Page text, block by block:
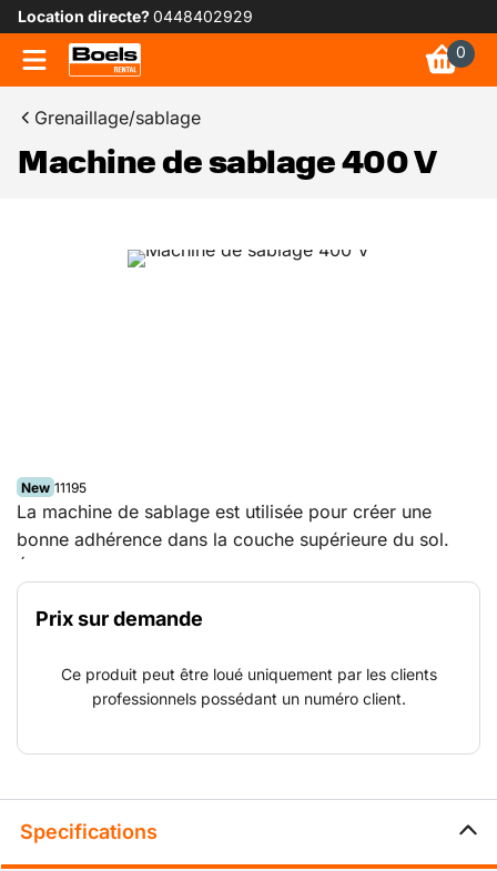
Location directe?0448402929
0
Grenaillage/sablage
Machine de sablage 400 V
New 11195
La machine de sablage est utilisée pour créer une
bonne adhérence dans la couche supérieure du sol.
tandis que la sous-couche est abrasée. Pour dérouiller
l’acier et créer un profilé en ancre, abraser des dalles
sur de l’asphalte compacté.
Prix sur demande
Ce produit peut être loué uniquement par les clients
professionnels possédant un numéro client.
Specifications